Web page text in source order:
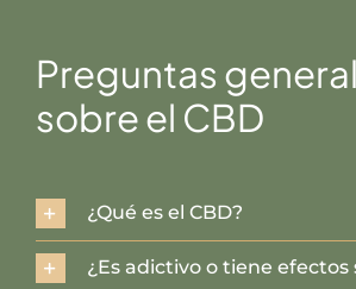
Preguntas
sobre el CBD
¿Qué es el CBD?
¿Es adictivo o tiene efectos